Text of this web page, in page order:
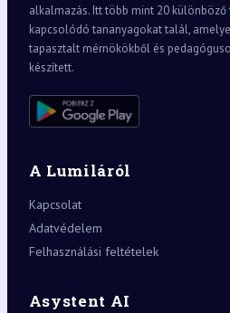
alkalmazás. Itt több mint 20 különböző
kapcsolódó tananyagokat talál,
tapasztalt mérnökökből és
készített.
A Lumiláról
Kapcsolat
Adatvédelem
Felhasználási feltételek
Asystent AI